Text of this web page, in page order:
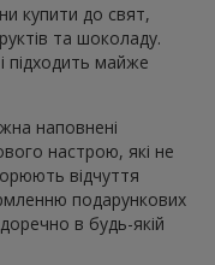
купити до свят,
та шоколаду.
підходить майже
наповнені
настрою, які не
відчуття
подарункових
в будь-якій